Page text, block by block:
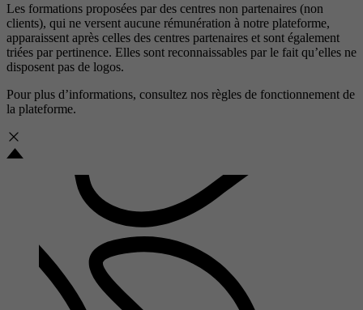
Les formations proposées par des centres non partenaires (non
clients), qui ne versent aucune rémunération à notre plateforme,
apparaissent après celles des centres partenaires et sont également
triées par pertinence. Elles sont reconnaissables par le fait qu’elles ne
disposent pas de logos.
Pour plus d’informations, consultez nos règles de fonctionnement de
la plateforme.